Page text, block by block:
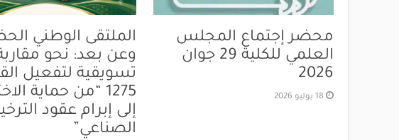
محضر إجتماع المجلس
العلمي للكلية 29 جوان
2026
18 يوليو 2026
الملتقى الوطني
وعن بعد: نحو
تسويقية لتفعيل
1275 “من حماية
إلى إبرام عقود
الصناعي”